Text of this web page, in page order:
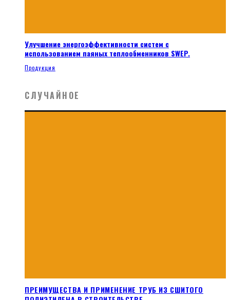
Улучшение энергоэффективности систем с
использованием паяных теплообменников SWEP.
Продукция
СЛУЧАЙНОЕ
ПРЕИМУЩЕСТВА И ПРИМЕНЕНИЕ ТРУБ ИЗ СШИТОГО